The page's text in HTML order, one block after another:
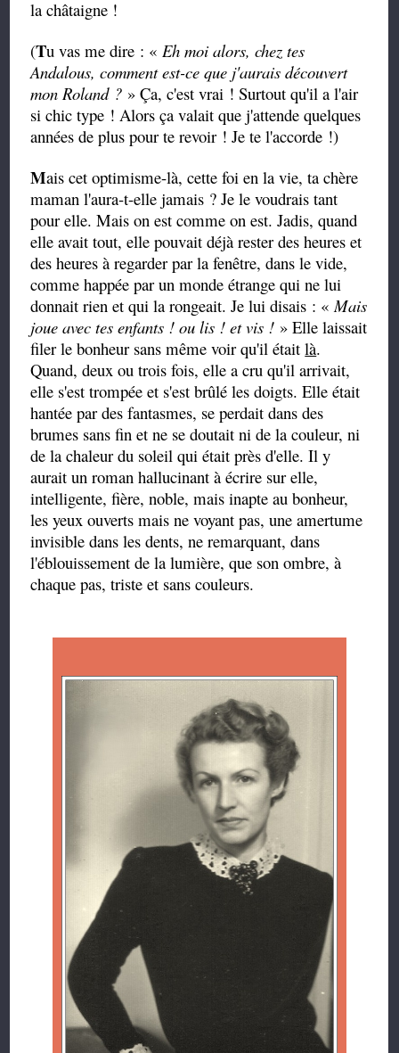
la châtaigne !
(Tu vas me dire : «Eh moi alors, chez tes
Andalous, comment est-ce que j'aurais découvert
mon Roland ? » Ça, c'est vrai ! Surtout qu'il a l'air
si chic type ! Alors ça valait que j'attende quelques
années de plus pour te revoir ! Je te l'accorde !)
Mais cet optimisme-là, cette foi en la vie, ta chère
maman l'aura-t-elle jamais ? Je le voudrais tant
pour elle. Mais on est comme on est. Jadis, quand
elle avait tout, elle pouvait déjà rester des heures et
des heures à regarder par la fenêtre, dans le vide,
comme happée par un monde étrange qui ne lui
donnait rien et qui la rongeait. Je lui disais : «Mais
joue avec tes enfants ! ou lis ! et vis ! » Elle laissait
filer le bonheur sans même voir qu'il étaitlà.
Quand, deux ou trois fois, elle a cru qu'il arrivait,
elle s'est trompée et s'est brûlé les doigts. Elle était
hantée par des fantasmes, se perdait dans des
brumes sans fin et ne se doutait ni de la couleur, ni
de la chaleur du soleil qui était près d'elle. Il y
aurait un roman hallucinant à écrire sur elle,
intelligente, fière, noble, mais inapte au bonheur,
les yeux ouverts mais ne voyant pas, une amertume
invisible dans les dents, ne remarquant, dans
l'éblouissement de la lumière, que son ombre, à
chaque pas, triste et sans couleurs.